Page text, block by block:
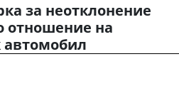
за неотклонение
отношение на
автомобил